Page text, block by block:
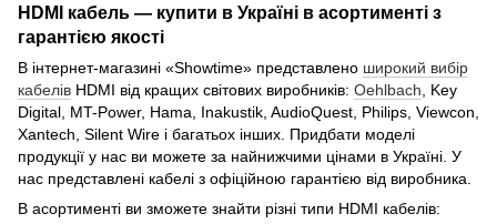
HDMI кабель — купити в Україні в асортименті з
гарантією якості
В інтернет-магазині «Showtime» представлено широкий вибір
кабелів HDMI від кращих світових виробників: Oehlbach , Key
Digital, MT-Power, Hama, Inakustik, AudioQuest, Philips, Viewcon,
Xantech, Silent Wire і багатьох інших. Придбати моделі
продукції у нас ви можете за найнижчими цінами в Україні. У
нас представлені кабелі з офіційною гарантією від виробника.
В асортименті ви зможете знайти різні типи HDMI кабелів: